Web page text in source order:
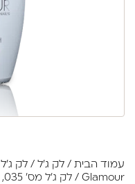
עמוד הבית / לק ג'ל / לק ג'ל Glamour
Glamour / לק ג'ל מס' 035, 17 מ"ל – Glamour